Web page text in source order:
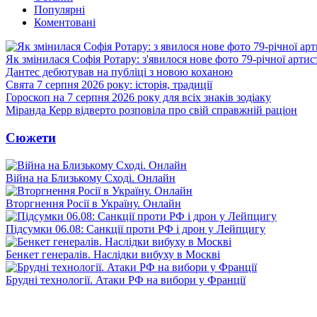
Популярні
Коментовані
Як змінилася Софія Ротару: з'явилося нове фото 79-річної
Дантес дебютував на публіці з новою коханою
Свята 7 серпня 2026 року: історія, традиції
Гороскоп на 7 серпня 2026 року для всіх знаків зодіаку
Міранда Керр відверто розповіла про свій справжній раціон
Сюжети
Війна на Близькому Сході. Онлайн
Вторгнення Росії в Україну. Онлайн
Підсумки 06.08: Санкції проти РФ і дрон у Лейпцигу
Бенкет генералів. Наслідки вибуху в Москві
Брудні технології. Атаки РФ на вибори у Франції